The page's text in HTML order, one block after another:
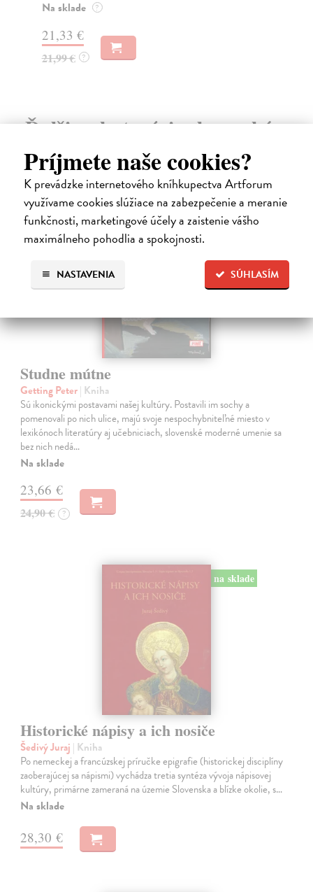
Príjmete naše cookies?
K prevádzke internetového kníhkupectva Artforum
využívame cookies slúžiace na zabezpečenie a meranie
funkčnosti, marketingové účely a zaistenie vášho
maximálneho pohodlia a spokojnosti.
SÚHLASÍM
NASTAVENIA
10,79 € ?
Ďalšie z kategórie slovenské a
české dejiny
na sklade
Studne mútne
Getting Peter| Kniha
Sú ikonickými postavami našej kultúry. Postavili im sochy a
pomenovali po nich ulice, majú svoje nespochybniteľné miesto v
lexikónoch literatúry aj učebniciach, slovenské moderné umenie sa
bez nich nedá…
Na sklade
23,66 €
24,90 € ?
na sklade
Historické nápisy a ich nosiče
Šedivý Juraj | Kniha
Po nemeckej a francúzskej príručke epigrafie (historickej disciplíny
zaoberajúcej sa nápismi) vychádza tretia syntéza vývoja nápisovej
kultúry, primárne zameraná na územie Slovenska a blízke okolie, s…
Na sklade
28,30 €